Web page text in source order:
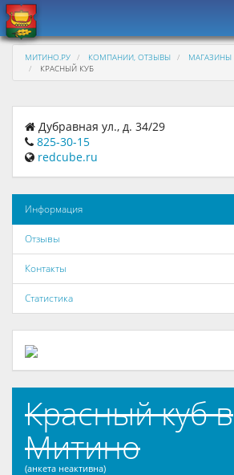
МИТИНО.РУ КОМПАНИИ, ОТЗЫВЫ МАГАЗИНЫ
КРАСНЫЙ КУБ
Дубравная ул., д. 34/29
825-30-15
redcube.ru
Информация
Отзывы
Контакты
Статистика
Красный куб в
Митино
(анкета неактивна)